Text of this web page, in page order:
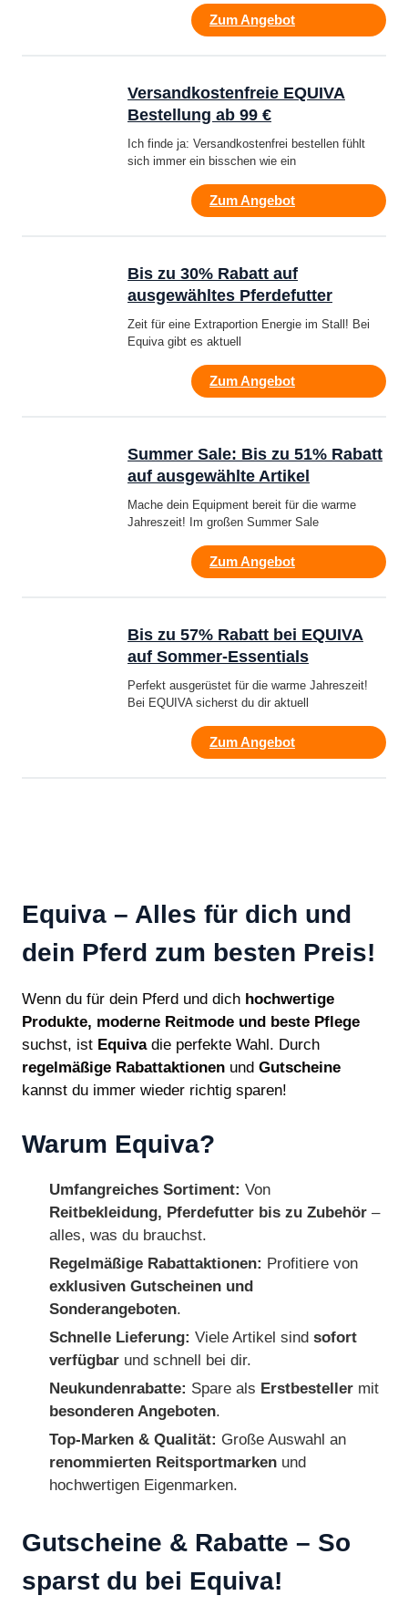
Zum Angebot
Versandkostenfreie EQUIVA
Bestellung ab 99 €
Ich finde ja: Versandkostenfrei bestellen fühlt
sich immer ein bisschen wie ein
Zum Angebot
Bis zu 30% Rabatt auf
ausgewähltes Pferdefutter
Zeit für eine Extraportion Energie im Stall! Bei
Equiva gibt es aktuell
Zum Angebot
Summer Sale: Bis zu 51% Rabatt
auf ausgewählte Artikel
Mache dein Equipment bereit für die warme
Jahreszeit! Im großen Summer Sale
Zum Angebot
Bis zu 57% Rabatt bei EQUIVA
auf Sommer-Essentials
Perfekt ausgerüstet für die warme Jahreszeit!
Bei EQUIVA sicherst du dir aktuell
Zum Angebot
Equiva – Alles für dich und
dein Pferd zum besten Preis!
Wenn du für dein Pferd und dich hochwertige
Produkte, moderne Reitmode und beste Pflege
suchst, ist Equivadie perfekte Wahl. Durch
regelmäßige Rabattaktionen und Gutscheine
kannst du immer wieder richtig sparen!
Warum Equiva?
Umfangreiches Sortiment: Von
Reitbekleidung, Pferdefutter bis zu Zubehör –
alles, was du brauchst.
Regelmäßige Rabattaktionen: Profitiere von
exklusiven Gutscheinen und
Sonderangeboten.
Schnelle Lieferung: Viele Artikel sind sofort
verfügbar und schnell bei dir.
Neukundenrabatte: Spare als Erstbesteller mit
besonderen Angeboten.
Top-Marken & Qualität: Große Auswahl an
renommierten Reitsportmarken und
hochwertigen Eigenmarken.
Gutscheine & Rabatte – So
sparst du bei Equiva!